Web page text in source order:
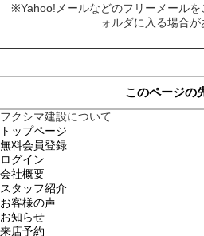
※Yahoo!メールなどのフリーメール
ォルダに入る場合が
このページの
フクシマ建設について
トップページ
無料会員登録
ログイン
会社概要
スタッフ紹介
お客様の声
お知らせ
来店予約